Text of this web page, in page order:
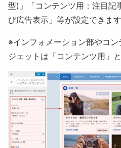
型) 」「コンテンツ用：注目記
び広告表示 」等が設定できます
※インフォメーション部やコ
ジェットは「コンテンツ用」